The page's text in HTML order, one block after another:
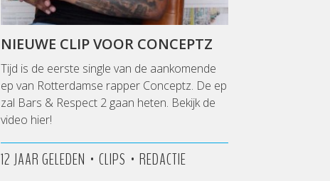
NIEUWE CLIP VOOR CONCEPTZ
Tijd is de eerste single van de aankomende
ep van Rotterdamse rapper Conceptz. De ep
zal Bars & Respect 2 gaan heten. Bekijk de
video hier!
12 JAAR GELEDEN • CLIPS • REDACTIE